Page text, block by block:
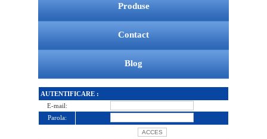
Produse
Contact
Blog
AUTENTIFICARE :
E-mail:
Parola: